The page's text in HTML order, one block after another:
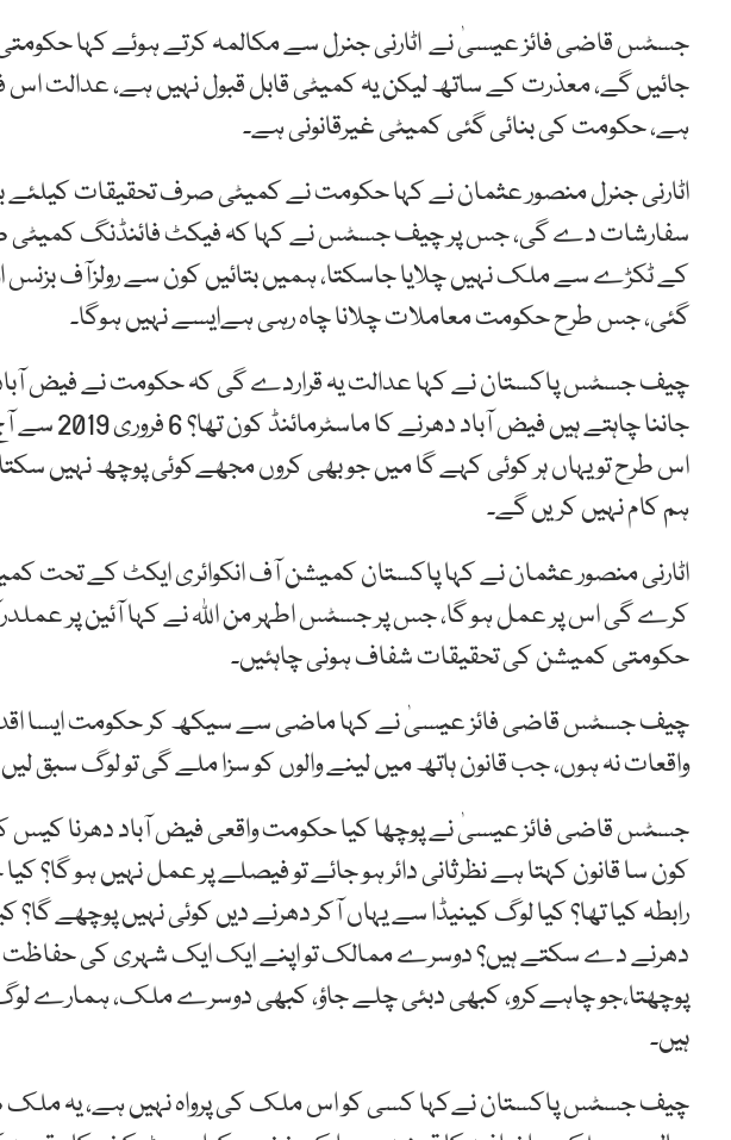
جسٹس قاضی فائز عیسیٰ نے اٹارنی جنرل سے مکالمہ کرتے ہوئے کہا
جائیں گے، معذرت کے ساتھ لیکن یہ کمیٹی قابل قبول نہیں ہے، عدالت
ہے، حکومت کی بنائی گئی کمیٹی غیرقانونی ہے۔
اٹارنی جنرل منصور عثمان نے کہا حکومت نے کمیٹی صرف تحقیقات کیلئے
سفارشات دے گی، جس پر چیف جسٹس نے کہا کہ فیکٹ فائنڈنگ کمیٹی
کے ٹکڑے سے ملک نہیں چلایا جاسکتا، ہمیں بتائیں کون سے رولزآف بزنس
گئی، جس طرح حکومت معاملات چلانا چاہ رہی ہےایسے نہیں ہوگا۔
چیف جسٹس پاکستان نے کہا عدالت یہ قراردے گی کہ حکومت نے فیض
جاننا چاہتے
اس طرح تو یہاں ہر کوئی کہے گا میں جو بھی کروں مجھےکوئی پوچھ نہیں
ہم کام نہیں کریں گے۔
اٹارنی منصور عثمان نے کہا پاکستان کمیشن آف انکوائری ایکٹ کے تحت
کرے گی اس پر عمل ہو گا، جس پر جسٹس اطہر من اللہ نے کہا آئین پر
حکومتی کمیشن کی تحقیقات شفاف ہونی چاہئیں۔
چیف جسٹس قاضی فائز عیسیٰ نے کہا ماضی سے سیکھ کر حکومت ایسا
واقعات نہ ہوں، جب قانون ہاتھ میں لینے والوں کو سزا ملے گی تو لوگ سبق
جسٹس قاضی فائز عیسیٰ نے پوچھا کیا حکومت واقعی فیض آباد دھرنا
کون سا قانون کہتا ہے نظرثانی دائر ہو جائے تو فیصلے پر عمل نہیں ہو
رابطہ کیا تھا؟ کیا لوگ کینیڈا سے یہاں آکر دھرنے دیں کوئی نہیں پوچھے گا؟
دھرنے دے سکتے ہیں؟ دوسرے ممالک تو اپنے ایک ایک شہری کی حفاظت
پوچھتا،جو چاہےکرو، کبھی دبئی چلے جاؤ، کبھی دوسرے ملک، ہمارے لوگ
ہیں۔